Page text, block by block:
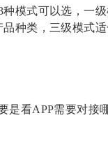
种模式可以选，一
种类，三级模式
是看APP需要对接